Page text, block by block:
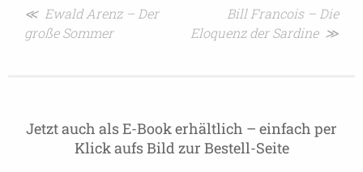
Beitragsnavigation
≪ Ewald Arenz – Der
große Sommer
Bill Francois – Die
Eloquenz der Sardine ≫
Jetzt auch als E-Book erhältlich – einfach per
Klick aufs Bild zur Bestell-Seite